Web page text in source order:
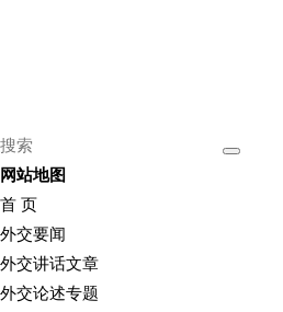
网站地图
首 页
外交要闻
外交讲话文章
外交论述专题